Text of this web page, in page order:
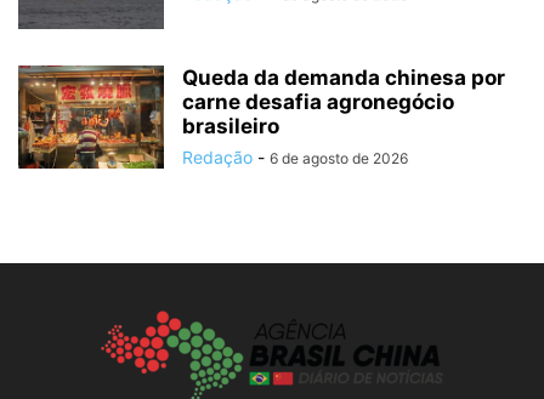
Queda da demanda chinesa por
carne desafia agronegócio
brasileiro
Redação - 6 de agosto de 2026